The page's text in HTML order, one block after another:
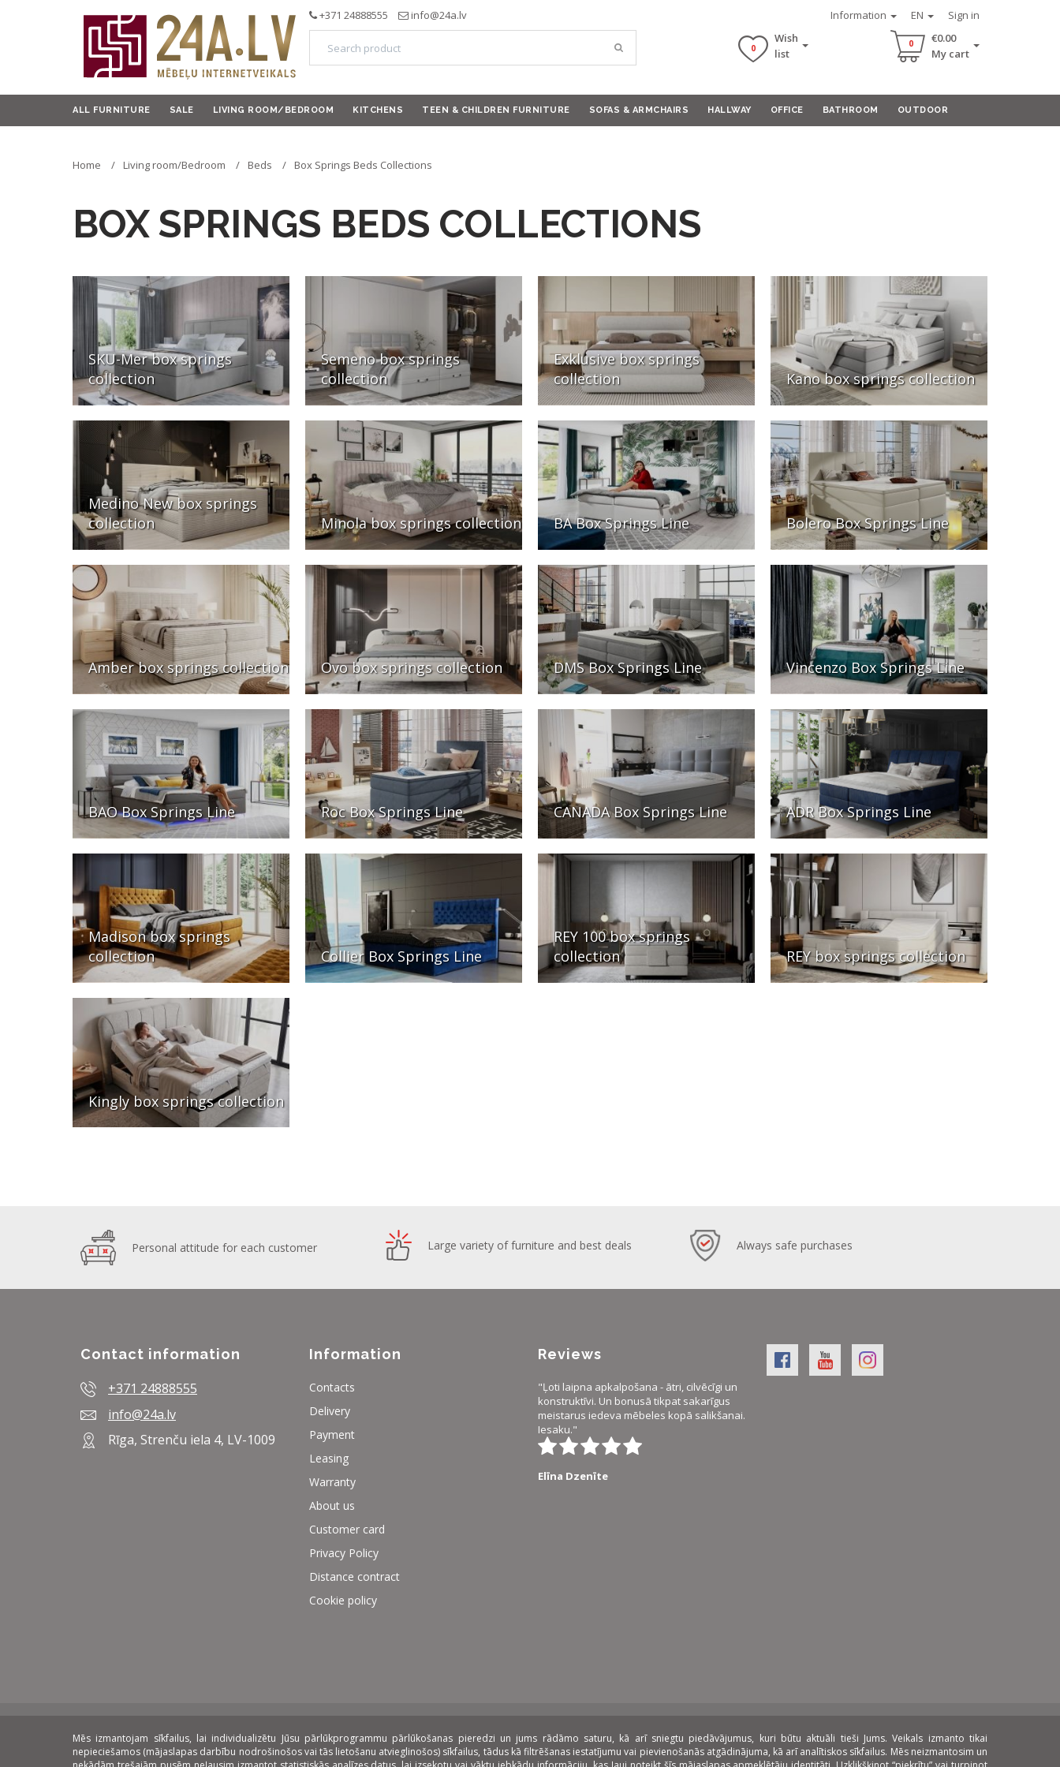
Information EN Sign in
+371 24888555 info@24a.lv
0
Wish
list
0
€0.00
My cart
ALL FURNITURE SALE LIVING ROOM/BEDROOM KITCHENS TEEN & CHILDREN FURNITURE SOFAS & ARMCHAIRS HALLWAY OFFICE BATHROOM OUTDOOR
Home Living room/Bedroom Beds Box Springs Beds Сollections
BOX SPRINGS BEDS СOLLECTIONS
SKU-Mer box springs
collection
Semeno box springs
collection
Exklusive box springs
collection
Kano box springs collection
Medino New box springs
collection
Minola box springs collection BA Box Springs Line Bolero Box Springs Line
Amber box springs collection Ovo box springs collection DMS Box Springs Line Vincenzo Box Springs Line
BAO Box Springs Line Roc Box Springs Line CANADA Box Springs Line ADR Box Springs Line
Madison box springs
collection
Collier Box Springs Line
REY 100 box springs
collection
REY box springs collection
Kingly box springs collection
Mēs izmantojam sīkfailus, lai individualizētu Jūsu pārlūkprogrammu pārlūkošanas pieredzi un jums rādāmo saturu, kā arī sniegtu piedāvājumus, kuri būtu aktuāli tieši Jums. Veikals izmanto tikai
nepieciešamos (mājaslapas darbību nodrošinošos vai tās lietošanu atvieglinošos) sīkfailus, tādus kā filtrēšanas iestatījumu vai pievienošanās atgādinājuma, kā arī analītiskos sīkfailus. Mēs neizmantosim un
Personal attitude for each customer Large variety of furniture and best deals Always safe purchases
Contact information
+371 24888555
info@24a.lv
Rīga, Strenču iela 4, LV-1009
Information
Contacts
Delivery
Payment
Leasing
Warranty
About us
Customer card
Privacy Policy
Distance contract
Cookie policy
Reviews
"Ļoti laipna apkalpošana - ātri, cilvēcīgi un
konstruktīvi. Un bonusā tikpat sakarīgus
meistarus iedeva mēbeles kopā salikšanai.
Iesaku."
Elīna Dzenīte
Payment methods: Delivery: On lease: